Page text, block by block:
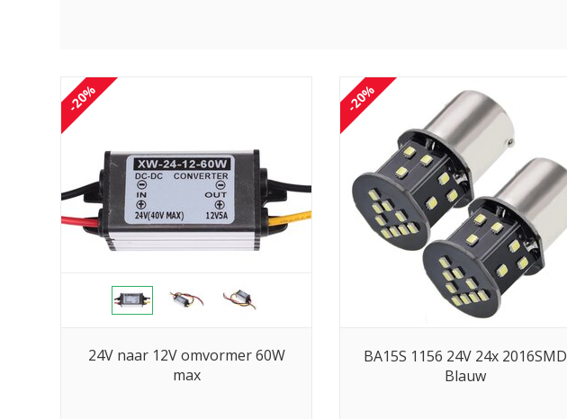
-20%
24V naar 12V omvormer 60W
max
-20%
BA15S 1156 24V 24x 2016SMD
Blauw